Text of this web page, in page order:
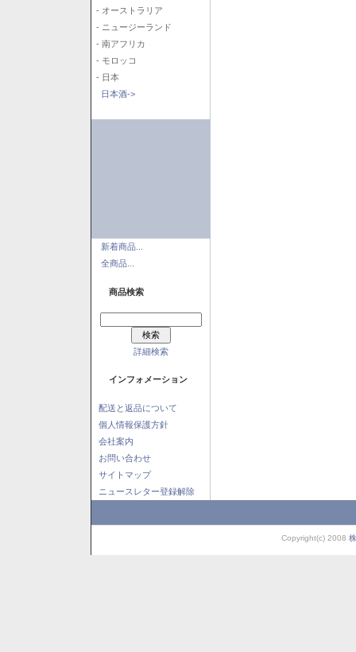
- オーストラリア
- ニュージーランド
- 南アフリカ
- モロッコ
- 日本
日本酒->
新着商品...
全商品...
商品検索
詳細検索
インフォメーション
配送と返品について
個人情報保護方針
会社案内
お問い合わせ
サイトマップ
ニュースレター登録解除
Copyright(c) 2008